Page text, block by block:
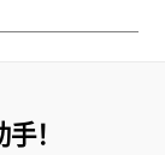
！